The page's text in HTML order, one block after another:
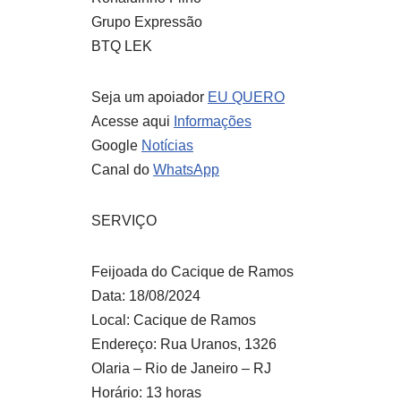
Grupo Expressão
BTQ LEK
Seja um apoiador EU QUERO
Acesse aqui Informações
Google Notícias
Canal do WhatsApp
SERVIÇO
Feijoada do Cacique de Ramos
Data: 18/08/2024
Local: Cacique de Ramos
Endereço: Rua Uranos, 1326
Olaria – Rio de Janeiro – RJ
Horário: 13 horas